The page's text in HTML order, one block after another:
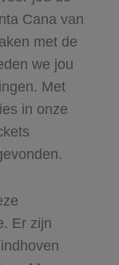
Cana van
met de
we jou
Met
in onze
Er zijn